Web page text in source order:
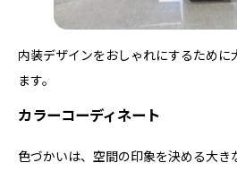
内装デザインをおしゃれにするために
ます。
カラーコーディネート
色づかいは、空間の印象を決める大き